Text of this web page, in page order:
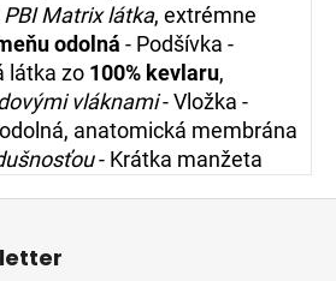
PBI Matrix látka, extrémne
odolná - Podšívka -
látka zo 100% kevlaru,
vláknami- Vložka -
anatomická membrána
- Krátka manžeta